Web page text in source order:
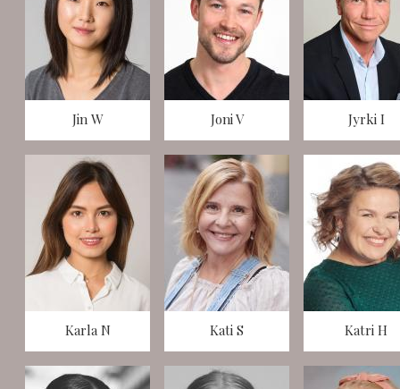
Jin W Joni V Jyrki I
Karla N Kati S Katri H